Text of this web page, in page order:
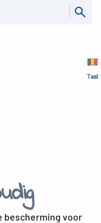
Taal
bescherming voor